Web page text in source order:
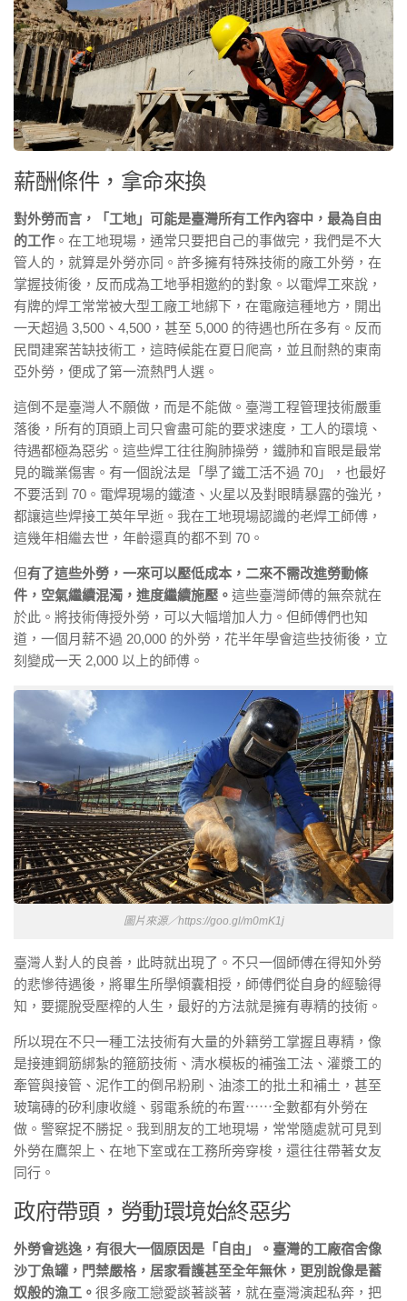
薪酬條件，拿命來換
對外勞而言，「工地」可能是臺灣所有工作內容中，最為自由
的工作 。在工地現場，通常只要把自己的事做完，我們是不大
管人的，就算是外勞亦同。許多擁有特殊技術的廠工外勞，在
掌握技術後，反而成為工地爭相邀約的對象。以電焊工來說，
有牌的焊工常常被大型工廠工地綁下，在電廠這種地方，開出
一天超過 3,500、4,500，甚至 5,000 的待遇也所在多有。反而
民間建案苦缺技術工，這時候能在夏日爬高，並且耐熱的東南
亞外勞，便成了第一流熱門人選。
這倒不是臺灣人不願做，而是不能做。臺灣工程管理技術嚴重
落後，所有的頂頭上司只會盡可能的要求速度，工人的環境、
待遇都極為惡劣。這些焊工往往胸肺操勞，鐵肺和盲眼是最常
見的職業傷害。有一個說法是「學了鐵工活不過 70」，也最好
不要活到 70。電焊現場的鐵渣、火星以及對眼睛暴露的強光，
都讓這些焊接工英年早逝。我在工地現場認識的老焊工師傅，
這幾年相繼去世，年齡還真的都不到 70。
但有了這些外勞，一來可以壓低成本，二來不需改進勞動條
件，空氣繼續混濁，進度繼續施壓。 這些臺灣師傅的無奈就在
於此。將技術傳授外勞，可以大幅增加人力。但師傅們也知
道，一個月薪不過 20,000 的外勞，花半年學會這些技術後，立
刻變成一天 2,000 以上的師傅。
圖片來源／https://goo.gl/m0mK1j
臺灣人對人的良善，此時就出現了。不只一個師傅在得知外勞
的悲慘待遇後，將畢生所學傾囊相授，師傅們從自身的經驗得
知，要擺脫受壓榨的人生，最好的方法就是擁有專精的技術。
所以現在不只一種工法技術有大量的外籍勞工掌握且專精，像
是接連鋼筋綁紮的箍筋技術、清水模板的補強工法、灌漿工的
牽管與接管、泥作工的倒吊粉刷、油漆工的批土和補土，甚至
玻璃磚的矽利康收縫、弱電系統的布置⋯⋯全數都有外勞在
做。警察捉不勝捉。我到朋友的工地現場，常常隨處就可見到
外勞在鷹架上、在地下室或在工務所旁穿梭，還往往帶著女友
同行。
政府帶頭，勞動環境始終惡劣
外勞會逃逸，有很大一個原因是「自由」。臺灣的工廠宿舍像
沙丁魚罐，門禁嚴格，居家看護甚至全年無休，更別說像是蓄
奴般的漁工。 很多廠工戀愛談著談著，就在臺灣演起私奔，把